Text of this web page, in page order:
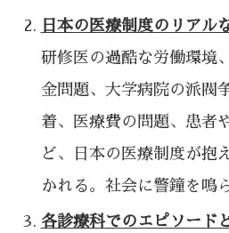
日本の医療制度のリアル
研修医の過酷な労働環境
金問題、大学病院の派閥
着、医療費の問題、患者
ど、日本の医療制度が抱
かれる。社会に警鐘を鳴
各診療科でのエピソード